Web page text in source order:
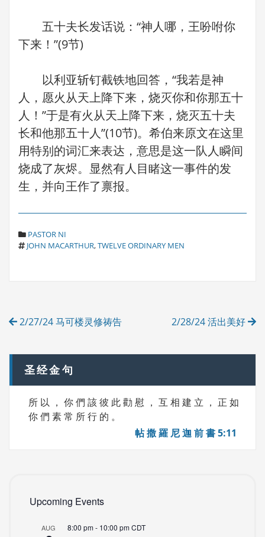
五十夫长发话说：“神人哪，王吩咐你
下来！”(9节)
以利亚斩钉截铁地回答，“我若是神
人，愿火从天上降下来，烧灭你和你那五十
人！”于是有火从天上降下来，烧灭五十夫
长和他那五十人”(10节)。希伯来原文在这里
用特别的词汇来表达，意思是这一队人瞬间
烧成了灰烬。显然有人目睹这一事件的发
生，并向王作了禀报。
C
A
E
PASTOR NI
T
JOHN MACARTHUR,TWELVE ORDINARY MEN
Post
2/27/24 马可楼灵修祷告 2/28/24 活出美好
圣经金句
所 以 ， 你 們 該 彼 此 勸 慰 ， 互 相 建 立 ， 正 如
你 們 素 常 所 行 的 。
帖 撒 羅 尼 迦 前 書 5:11
Upcoming Events
AUG 8:00 pm- 10:00 pmCDT